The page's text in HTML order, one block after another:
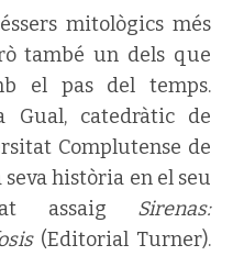
mitològics més
també un dels que
el pas del temps.
Gual, catedràtic de
Complutense de
història en el seu
assaig Sirenas:
(Editorial Turner).